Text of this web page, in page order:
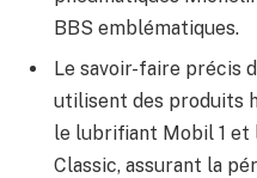
BBS emblématiques.
Le savoir-faire précis
utilisent des produits
le lubrifiant Mobil 1 et
Classic, assurant la